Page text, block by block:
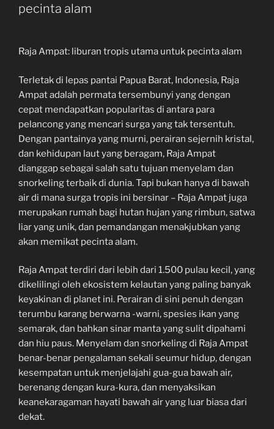
pecinta alam
Raja Ampat: liburan tropis utama untuk pecinta alam
Terletak di lepas pantai Papua Barat, Indonesia, Raja
Ampat adalah permata tersembunyi yang dengan
cepat mendapatkan popularitas di antara para
pelancong yang mencari surga yang tak tersentuh.
Dengan pantainya yang murni, perairan sejernih kristal,
dan kehidupan laut yang beragam, Raja Ampat
dianggap sebagai salah satu tujuan menyelam dan
snorkeling terbaik di dunia. Tapi bukan hanya di bawah
air di mana surga tropis ini bersinar – Raja Ampat juga
merupakan rumah bagi hutan hujan yang rimbun, satwa
liar yang unik, dan pemandangan menakjubkan yang
akan memikat pecinta alam.
Raja Ampat terdiri dari lebih dari 1.500 pulau kecil, yang
dikelilingi oleh ekosistem kelautan yang paling banyak
keyakinan di planet ini. Perairan di sini penuh dengan
terumbu karang berwarna -warni, spesies ikan yang
semarak, dan bahkan sinar manta yang sulit dipahami
dan hiu paus. Menyelam dan snorkeling di Raja Ampat
benar-benar pengalaman sekali seumur hidup, dengan
kesempatan untuk menjelajahi gua-gua bawah air,
berenang dengan kura-kura, dan menyaksikan
keanekaragaman hayati bawah air yang luar biasa dari
dekat.